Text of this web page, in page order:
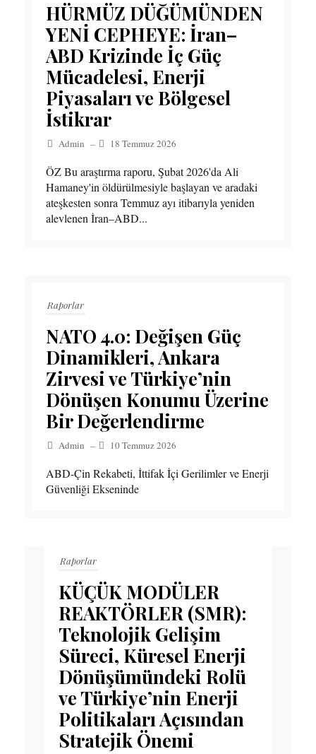
HÜRMÜZ DÜĞÜMÜNDEN
YENİ CEPHEYE: İran–
ABD Krizinde İç Güç
Mücadelesi, Enerji
Piyasaları ve Bölgesel
İstikrar
Admin – 18 Temmuz 2026
ÖZ Bu araştırma raporu, Şubat 2026'da Ali
Hamaney'in öldürülmesiyle başlayan ve aradaki
ateşkesten sonra Temmuz ayı itibarıyla yeniden
alevlenen İran–ABD...
Raporlar
NATO 4.0: Değişen Güç
Dinamikleri, Ankara
Zirvesi ve Türkiye’nin
Dönüşen Konumu Üzerine
Bir Değerlendirme
Admin – 10 Temmuz 2026
ABD-Çin Rekabeti, İttifak İçi Gerilimler ve Enerji
Güvenliği Ekseninde
Raporlar
KÜÇÜK MODÜLER
REAKTÖRLER (SMR):
Teknolojik Gelişim
Süreci, Küresel Enerji
Dönüşümündeki Rolü
ve Türkiye’nin Enerji
Politikaları Açısından
Stratejik Önemi